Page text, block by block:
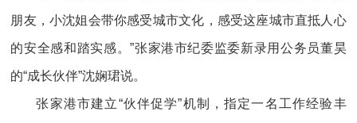
朋友，小沈姐会带你感受城市文化，感受这座城市直抵人心
的安全感和踏实感。”张家港市纪委监委新录用公务员董昊
的“成长伙伴”沈娴珺说。
张家港市建立“伙伴促学”机制，指定一名工作经验丰